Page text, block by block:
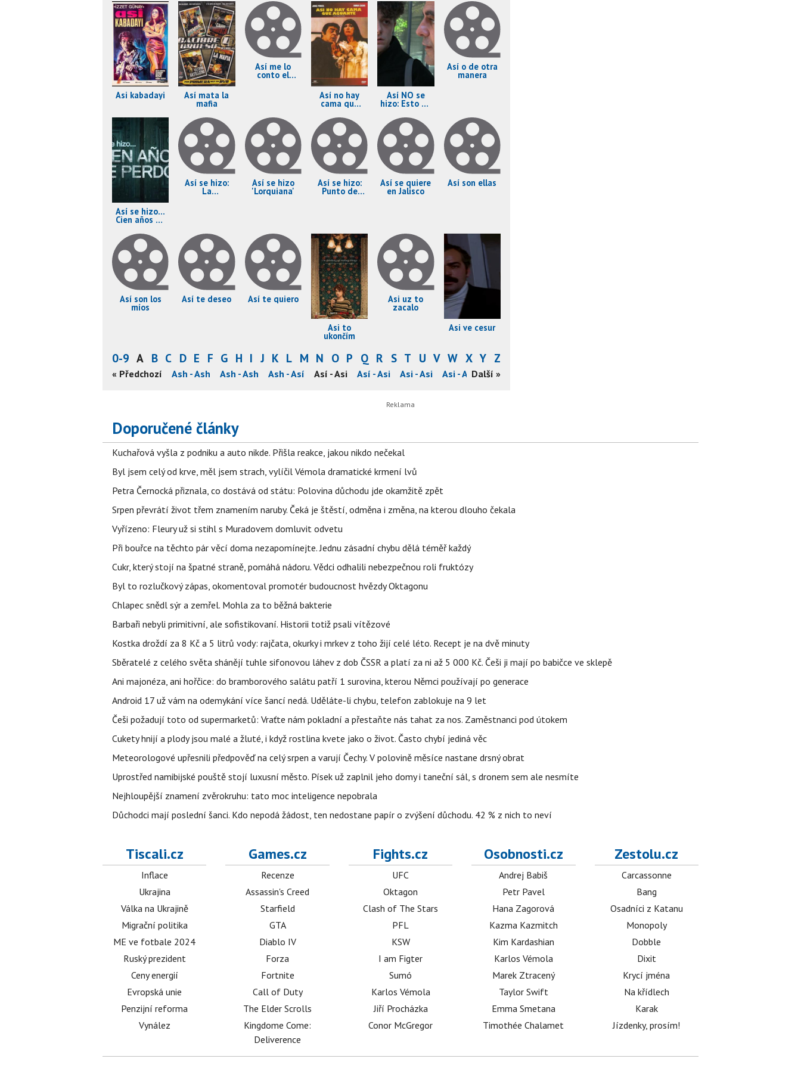
Asi kabadayi Así mata la
mafia
Así me lo
conto el
Así no hay
cama que
aguante
Así NO se
hizo: Esto no
Así o de otra
manera
Así se hizo...
Cien años de
Así se hizo:
La
Así se hizo
'Lorquiana'
Así se hizo:
Punto de
Así se quiere
en Jalisco
Así son ellas
Así son los
míos
Así te deseo Así te quiero
Asi to
ukončím
Asi uz to
zacalo
Asi ve cesur
0-9 A B C D E F G H I J K L M N O P Q R S T U V W X Y Z
« Předchozí
Ash - Ash Ash - Ash Ash - Ash Ash - Ash Ash - Así Así - Asi Así - Asi Asi - Asi Asi - Asi Asi - Asi
Další »
Doporučené články
Kuchařová vyšla z podniku a auto nikde. Přišla reakce, jakou nikdo nečekal
Byl jsem celý od krve, měl jsem strach, vylíčil Vémola dramatické krmení lvů
Petra Černocká přiznala, co dostává od státu: Polovina důchodu jde okamžitě zpět
Srpen převrátí život třem znamením naruby. Čeká je štěstí, odměna i změna, na kterou dlouho čekala
Vyřízeno: Fleury už si stihl s Muradovem domluvit odvetu
Při bouřce na těchto pár věcí doma nezapomínejte. Jednu zásadní chybu dělá téměř každý
Cukr, který stojí na špatné straně, pomáhá nádoru. Vědci odhalili nebezpečnou roli fruktózy
Byl to rozlučkový zápas, okomentoval promotér budoucnost hvězdy Oktagonu
Chlapec snědl sýr a zemřel. Mohla za to běžná bakterie
Barbaři nebyli primitivní, ale sofistikovaní. Historii totiž psali vítězové
Kostka droždí za 8 Kč a 5 litrů vody: rajčata, okurky i mrkev z toho žijí celé léto. Recept je na dvě minuty
Sběratelé z celého světa shánějí tuhle sifonovou láhev z dob ČSSR a platí za ni až 5 000 Kč. Češi ji mají po babičce ve sklepě
Ani majonéza, ani hořčice: do bramborového salátu patří 1 surovina, kterou Němci používají po generace
Android 17 už vám na odemykání více šancí nedá. Uděláte-li chybu, telefon zablokuje na 9 let
Češi požadují toto od supermarketů: Vraťte nám pokladní a přestaňte nás tahat za nos. Zaměstnanci pod útokem
Cukety hnijí a plody jsou malé a žluté, i když rostlina kvete jako o život. Často chybí jediná věc
Meteorologové upřesnili předpověď na celý srpen a varují Čechy. V polovině měsíce nastane drsný obrat
Uprostřed namibijské pouště stojí luxusní město. Písek už zaplnil jeho domy i taneční sál, s dronem sem ale nesmíte
Nejhloupější znamení zvěrokruhu: tato moc inteligence nepobrala
Důchodci mají poslední šanci. Kdo nepodá žádost, ten nedostane papír o zvýšení důchodu. 42 % z nich to neví
Tiscali.cz
Inflace
Ukrajina
Válka na Ukrajině
Migrační politika
ME ve fotbale 2024
Ruský prezident
Ceny energií
Evropská unie
Penzijní reforma
Vynález
Games.cz
Recenze
Assassin's Creed
Starfield
GTA
Diablo IV
Forza
Fortnite
Call of Duty
The Elder Scrolls
Kingdome Come:
Deliverence
Fights.cz
UFC
Oktagon
Clash of The Stars
PFL
KSW
I am Figter
Sumó
Karlos Vémola
Jiří Procházka
Conor McGregor
Osobnosti.cz
Andrej Babiš
Petr Pavel
Hana Zagorová
Kazma Kazmitch
Kim Kardashian
Karlos Vémola
Marek Ztracený
Taylor Swift
Emma Smetana
Timothée Chalamet
Zestolu.cz
Carcassonne
Bang
Osadníci z Katanu
Monopoly
Dobble
Dixit
Krycí jména
Na křídlech
Karak
Jízdenky, prosím!